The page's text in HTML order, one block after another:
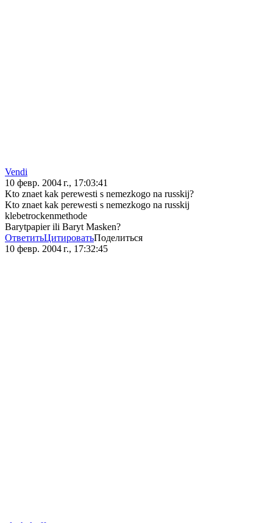
Vendi
10 февр. 2004 г., 17:03:41
Kto znaet kak perewesti s nemezkogo na russkij?
Kto znaet kak perewesti s nemezkogo na russkij
klebetrockenmethode
Barytpapier ili Baryt Masken?
ОтветитьЦитироватьПоделиться
10 февр. 2004 г., 17:32:45